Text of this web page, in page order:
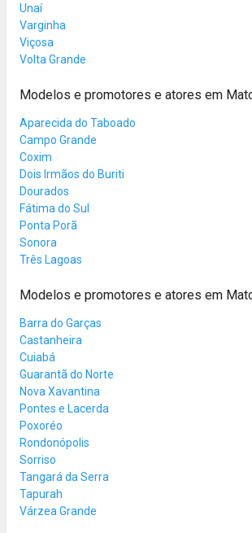
Unaí
Varginha
Viçosa
Volta Grande
Modelos e promotores e atores em
Aparecida do Taboado
Campo Grande
Coxim
Dois Irmãos do Buriti
Dourados
Fátima do Sul
Ponta Porã
Sonora
Três Lagoas
Modelos e promotores e atores em
Barra do Garças
Castanheira
Cuiabá
Guarantã do Norte
Nova Xavantina
Pontes e Lacerda
Poxoréo
Rondonópolis
Sorriso
Tangará da Serra
Tapurah
Várzea Grande